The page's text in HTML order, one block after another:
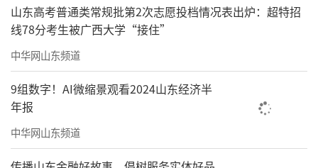
山东高考普通类常规批第2次志愿投档情况表出炉：超特招
线78分考生被广西大学“接住”
中华网山东频道
9组数字！AI微缩景观看2024山东经济半
年报
中华网山东频道